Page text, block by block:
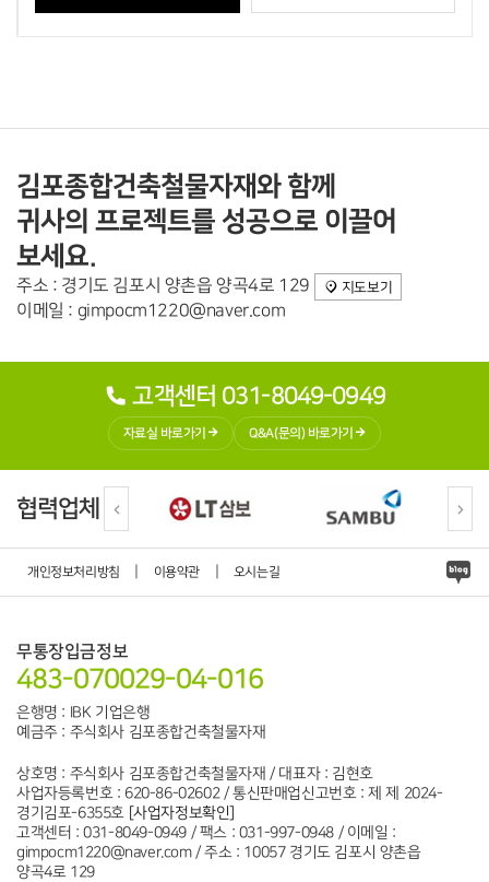
김포종합건축철물자재와 함께
귀사의 프로젝트를 성공으로 이끌어
보세요.
주소 : 경기도 김포시 양촌읍 양곡4로 129 지도보기
이메일 : gimpocm1220@naver.com
고객센터 031-8049-0949
자료실 바로가기 Q&A(문의) 바로가기
협력업체
개인정보처리방침 이용약관 오시는길
상호명 : 주식회사 김포종합건축철물자재 / 대표자 : 김현호
사업자등록번호 : 620-86-02602 / 통신판매업신고번호 : 제 제 2024-
경기김포-6355호 [사업자정보확인]
고객센터 : 031-8049-0949 / 팩스 : 031-997-0948 / 이메일 :
gimpocm1220@naver.com / 주소 : 10057 경기도 김포시 양촌읍
양곡4로 129
무통장입금정보
483-070029-04-016
은행명 : IBK 기업은행
예금주 : 주식회사 김포종합건축철물자재